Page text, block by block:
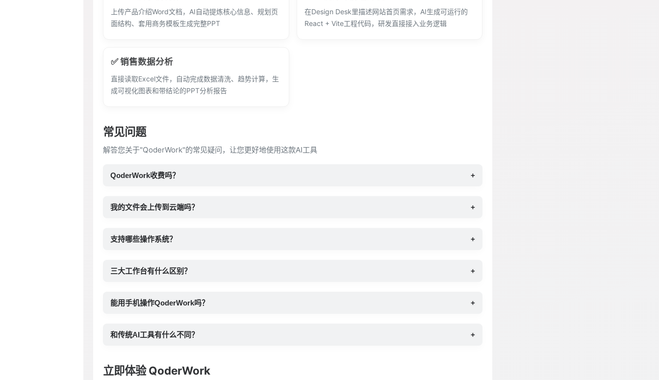
上传产品介绍Word文档，AI自动提炼核心信息、规划页
面结构、套用商务模板生成完整PPT
在Design Desk里描述网站首页需求，AI生成可运行的
React + Vite工程代码，研发直接接入业务逻辑
✅ 销售数据分析
直接读取Excel文件，自动完成数据清洗、趋势计算，生
成可视化图表和带结论的PPT分析报告
常见问题
解答您关于"QoderWork"的常见疑问，让您更好地使用这款AI工具
QoderWork收费吗？ +
我的文件会上传到云端吗？ +
支持哪些操作系统？ +
三大工作台有什么区别？ +
能用手机操作QoderWork吗？ +
和传统AI工具有什么不同？ +
立即体验 QoderWork